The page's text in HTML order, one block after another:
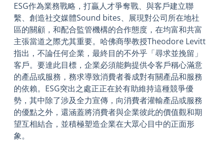
ESG作為業務戰略，打贏人才爭奪戰、與客戶建立聯
繫、創造社交媒體Sound bites、展現對公司所在地社
區的關顧，和配合監管機構的合作態度，在均富和共富
主張當道之際尤其重要。哈佛商學教授Theodore Levitt
指出，不論任何企業，最終目的不外乎「尋求並挽留」
客戶。要達此目標，企業必須能夠提供令客戶稱心滿意
的產品或服務，務求導致消費者養成對有關產品和服務
的依賴。ESG突出之處正正在於有助維持這種競爭優
勢，其中除了涉及全力宣傳，向消費者灌輸產品或服務
的優點之外，還涵蓋將消費者與企業彼此的價值觀和期
望互相結合，並積極塑造企業在大眾心目中的正面形
象。